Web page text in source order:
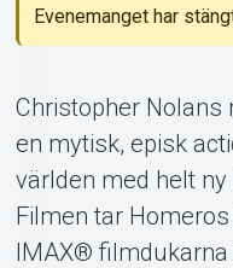
Evenemanget har
Christopher Nolans
en mytisk, episk
världen med helt
Filmen tar
IMAX®